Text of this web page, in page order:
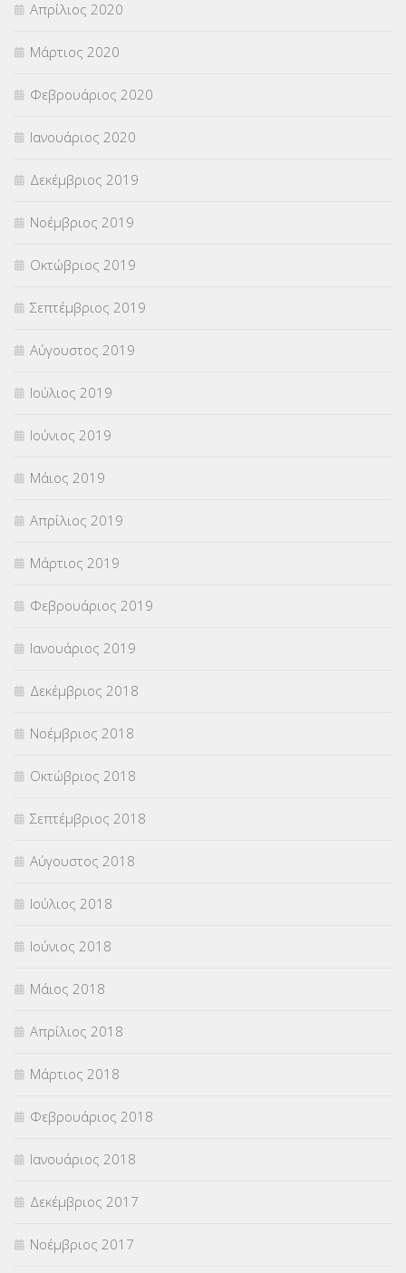
Απρίλιος 2020
Μάρτιος 2020
Φεβρουάριος 2020
Ιανουάριος 2020
Δεκέμβριος 2019
Νοέμβριος 2019
Οκτώβριος 2019
Σεπτέμβριος 2019
Αύγουστος 2019
Ιούλιος 2019
Ιούνιος 2019
Μάιος 2019
Απρίλιος 2019
Μάρτιος 2019
Φεβρουάριος 2019
Ιανουάριος 2019
Δεκέμβριος 2018
Νοέμβριος 2018
Οκτώβριος 2018
Σεπτέμβριος 2018
Αύγουστος 2018
Ιούλιος 2018
Ιούνιος 2018
Μάιος 2018
Απρίλιος 2018
Μάρτιος 2018
Φεβρουάριος 2018
Ιανουάριος 2018
Δεκέμβριος 2017
Νοέμβριος 2017